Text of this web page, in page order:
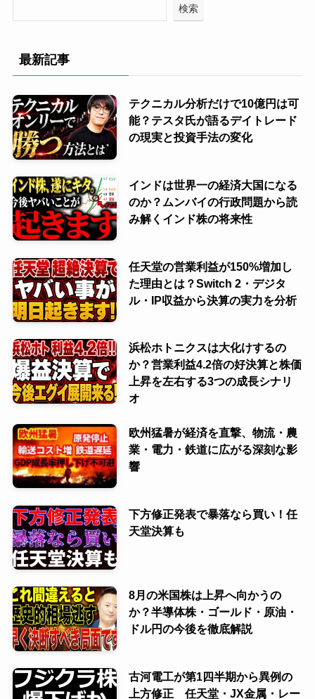
検索
最新記事
テクニカル分析だけで10億円は可
能？テスタ氏が語るデイトレード
の現実と投資手法の変化
インドは世界一の経済大国になる
のか？ムンバイの行政問題から読
み解くインド株の将来性
任天堂の営業利益が150%増加し
た理由とは？Switch 2・デジタ
ル・IP収益から決算の実力を分析
浜松ホトニクスは大化けするの
か？営業利益4.2倍の好決算と株価
上昇を左右する3つの成長シナリ
オ
欧州猛暑が経済を直撃、物流・農
業・電力・鉄道に広がる深刻な影
響
下方修正発表で暴落なら買い！任
天堂決算も
8月の米国株は上昇へ向かうの
か？半導体株・ゴールド・原油・
ドル円の今後を徹底解説
古河電工が第1四半期から異例の
上方修正 任天堂・JX金属・レー